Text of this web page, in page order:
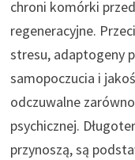
chroni komórki
regeneracyjne.
stresu, adaptogeny
samopoczucia i
odczuwalne
psychicznej.
przynoszą, są